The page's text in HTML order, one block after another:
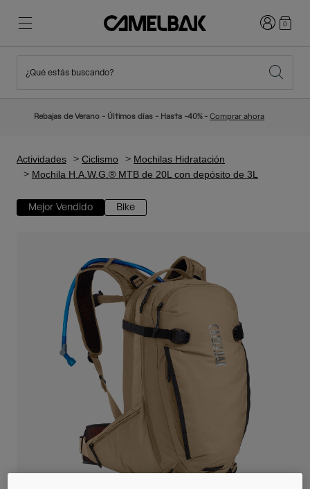
Novedades
Mochilas Hidratación
Bidones
Botellas
Tazas y Vasos
Riñoneras
Bolsas Hidratación
Accessorios
Senderismo
Esquí y snowboard
Viajar y estilo de vida
Adiós a los desechables
Nuestra misión
Iniciar0
¿Qué estás buscando?
Rebajas de Verano - Últimos días - Hasta -40% -Comprar ahora
Actividades Ciclismo
Mochilas Hidratación
Mochila H.A.W.G.® MTB de 20L con depósito de 3L
Mejor Vendido Bike